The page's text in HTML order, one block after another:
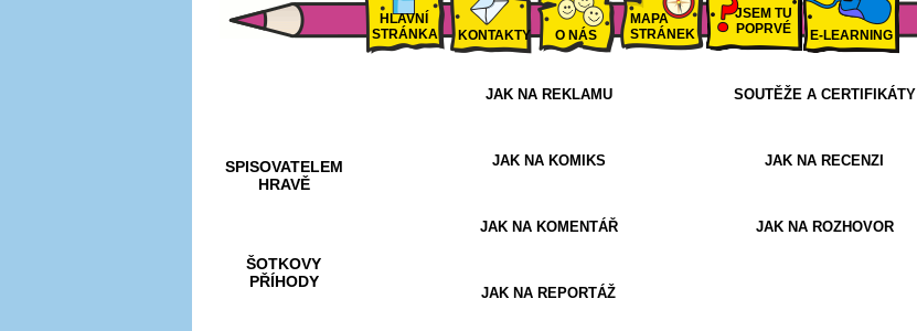
HLAVNÍ
STRÁNKA
KONTAKTY O NÁS
MAPA
STRÁNEK
JSEM TU
POPRVÉ
E-LEARNING
SPISOVATELEM
HRAVĚ
ŠOTKOVY
PŘÍHODY
JAK NA REKLAMU SOUTĚŽE A CERTIFIKÁTY
JAK NA KOMIKS JAK NA RECENZI
JAK NA KOMENTÁŘ JAK NA ROZHOVOR
JAK NA REPORTÁŽ